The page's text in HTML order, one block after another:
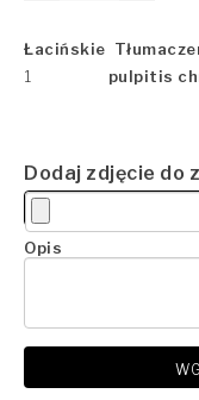
Łacińskie
1
pulpitis
Dodaj zdjęcie do
Opis